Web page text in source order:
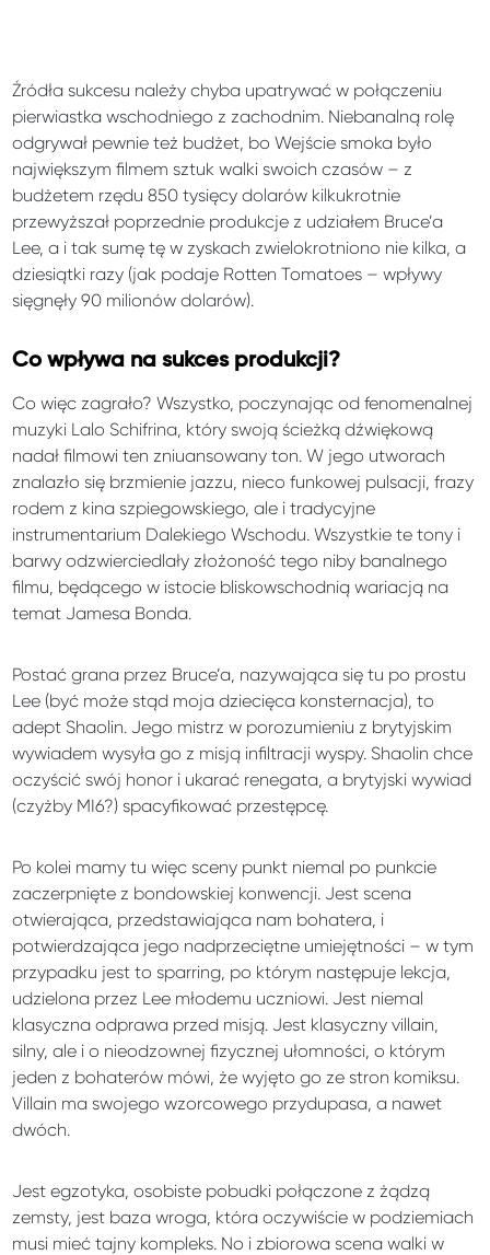
Źródła sukcesu należy chyba upatrywać w połączeniu
pierwiastka wschodniego z zachodnim. Niebanalną rolę
odgrywał pewnie też budżet, bo Wejście smoka było
największym filmem sztuk walki swoich czasów – z
budżetem rzędu 850 tysięcy dolarów kilkukrotnie
przewyższał poprzednie produkcje z udziałem Bruce’a
Lee, a i tak sumę tę w zyskach zwielokrotniono nie kilka, a
dziesiątki razy (jak podaje Rotten Tomatoes – wpływy
sięgnęły 90 milionów dolarów).
Co wpływa na sukces produkcji?
Co więc zagrało? Wszystko, poczynając od fenomenalnej
muzyki Lalo Schifrina, który swoją ścieżką dźwiękową
nadał filmowi ten zniuansowany ton. W jego utworach
znalazło się brzmienie jazzu, nieco funkowej pulsacji, frazy
rodem z kina szpiegowskiego, ale i tradycyjne
instrumentarium Dalekiego Wschodu. Wszystkie te tony i
barwy odzwierciedlały złożoność tego niby banalnego
filmu, będącego w istocie bliskowschodnią wariacją na
temat Jamesa Bonda.
Postać grana przez Bruce’a, nazywająca się tu po prostu
Lee (być może stąd moja dziecięca konsternacja), to
adept Shaolin. Jego mistrz w porozumieniu z brytyjskim
wywiadem wysyła go z misją infiltracji wyspy. Shaolin chce
oczyścić swój honor i ukarać renegata, a brytyjski wywiad
(czyżby MI6?) spacyfikować przestępcę.
Po kolei mamy tu więc sceny punkt niemal po punkcie
zaczerpnięte z bondowskiej konwencji. Jest scena
otwierająca, przedstawiająca nam bohatera, i
potwierdzająca jego nadprzeciętne umiejętności – w tym
przypadku jest to sparring, po którym następuje lekcja,
udzielona przez Lee młodemu uczniowi. Jest niemal
klasyczna odprawa przed misją. Jest klasyczny villain,
silny, ale i o nieodzownej fizycznej ułomności, o którym
jeden z bohaterów mówi, że wyjęto go ze stron komiksu.
Villain ma swojego wzorcowego przydupasa, a nawet
dwóch.
Jest egzotyka, osobiste pobudki połączone z żądzą
zemsty, jest baza wroga, która oczywiście w podziemiach
musi mieć tajny kompleks. No i zbiorowa scena walki w